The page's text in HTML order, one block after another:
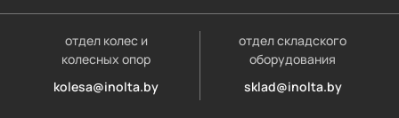
отдел колес и
колесных опор
kolesa@inolta.by
отдел складского
оборудования
sklad@inolta.by